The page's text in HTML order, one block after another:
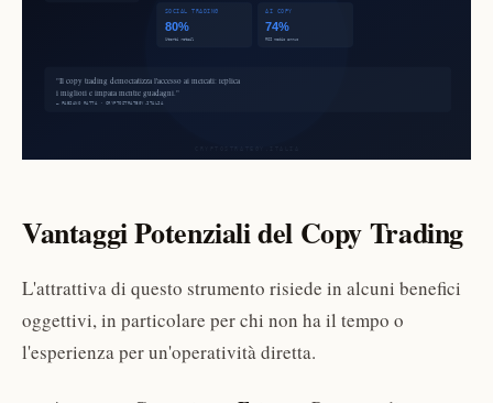
Vantaggi Potenziali del Copy Trading
L'attrattiva di questo strumento risiede in alcuni benefici
oggettivi, in particolare per chi non ha il tempo o
l'esperienza per un'operatività diretta.